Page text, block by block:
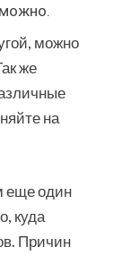
можно
же
на
еще один
куда
Причин